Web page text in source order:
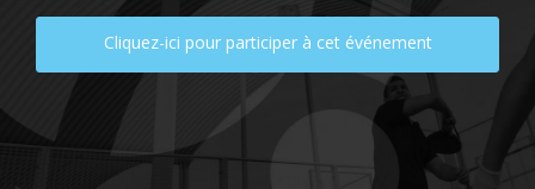
Cliquez-ici pour participer à cet événement